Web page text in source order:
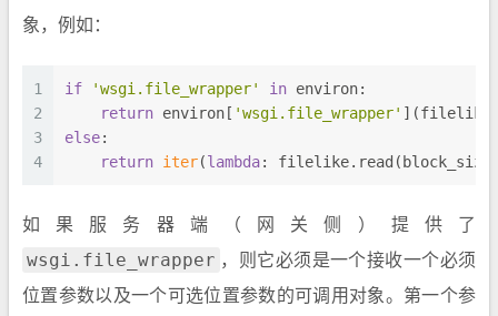
象，例如：
1
2
3
4
if 'wsgi.file_wrapper' in environ:
return environ[ 'wsgi.file_wrapper' ](filelike,
else:
return iter(lambda:
如果服务器端（网关侧）提供了
wsgi.file_wrapper ，则它必须是一个接收一个必须
位置参数以及一个可选位置参数的可调用对象。第一个参